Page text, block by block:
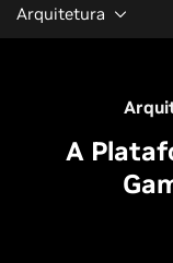
Arquitetura
A